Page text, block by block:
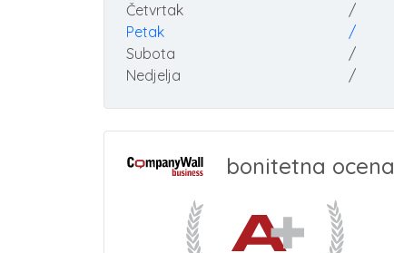
Četvrtak
/
Petak
/
Subota
/
Nedjelja
/
bonitetna ocena